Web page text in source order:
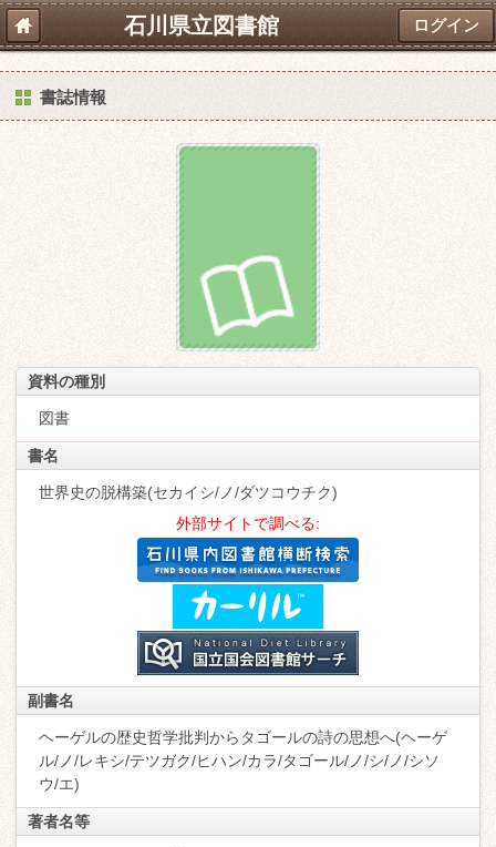
石川県立図書館 ログイン
書誌情報
資料の種別
図書
書名
世界史の脱構築(セカイシ/ノ/ダツコウチク)
外部サイトで調べる:
副書名
ヘーゲルの歴史哲学批判からタゴールの詩の思想へ(ヘーゲ
ル/ノ/レキシ/テツガク/ヒハン/カラ/タゴール/ノ/シ/ノ/シソ
ウ/エ)
著者名等